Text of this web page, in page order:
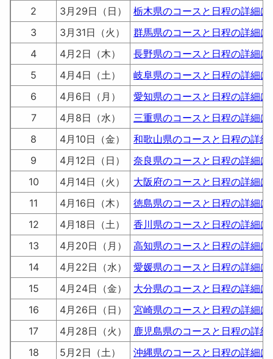
2
3月29日（日）
栃木県のコースと日程の詳細は
3
3月31日（火）
群馬県のコースと日程の詳細は
4
4月2日（木）
長野県のコースと日程の詳細は
5
4月4日（土）
岐阜県のコースと日程の詳細は
6
4月6日（月）
愛知県のコースと日程の詳細は
7
4月8日（水）
三重県のコースと日程の詳細は
8
4月10日（金）
和歌山県のコースと日程の詳細
9
4月12日（日）
奈良県のコースと日程の詳細は
10
4月14日（火）
大阪府のコースと日程の詳細は
11
4月16日（木）
徳島県のコースと日程の詳細は
12
4月18日（土）
香川県のコースと日程の詳細は
13
4月20日（月）
高知県のコースと日程の詳細は
14
4月22日（水）
愛媛県のコースと日程の詳細は
15
4月24日（金）
大分県のコースと日程の詳細は
16
4月26日（日）
宮崎県のコースと日程の詳細は
17
4月28日（火）
鹿児島県のコースと日程の詳
18
5月2日（土）
沖縄県のコースと日程の詳細は